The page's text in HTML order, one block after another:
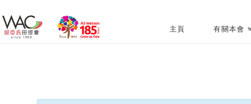
主頁 有關本會